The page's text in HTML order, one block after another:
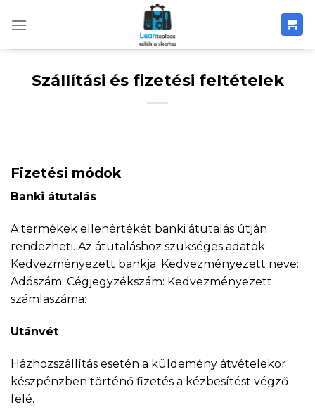
Szállítási és fizetési feltételek
Fizetési módok
Banki átutalás
A termékek ellenértékét banki átutalás útján
rendezheti. Az átutaláshoz szükséges adatok:
Kedvezményezett bankja: Kedvezményezett neve:
Adószám: Cégjegyzékszám: Kedvezményezett
számlaszáma:
Utánvét
Házhozszállítás esetén a küldemény átvételekor
készpénzben történő fizetés a kézbesítést végző
felé.